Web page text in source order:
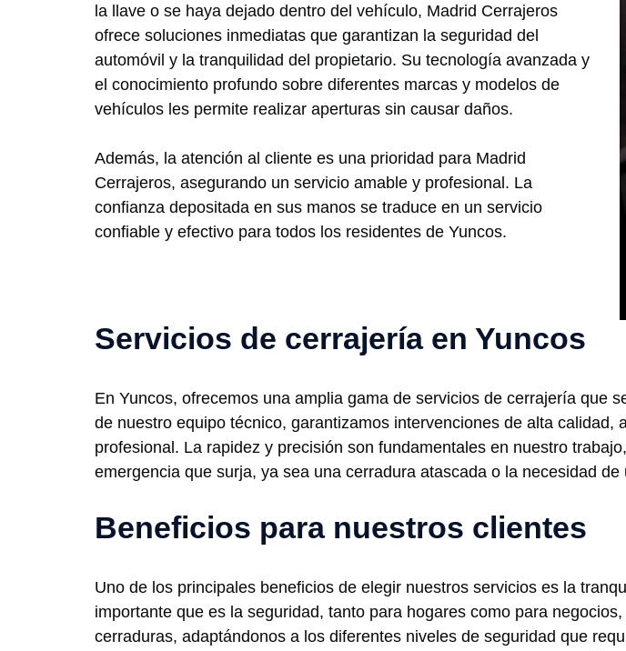
la llave o se haya dejado dentro del vehículo, Madrid Cerrajeros
ofrece soluciones inmediatas que garantizan la seguridad del
automóvil y la tranquilidad del propietario. Su tecnología avanzada y
el conocimiento profundo sobre diferentes marcas y modelos de
vehículos les permite realizar aperturas sin causar daños.
Además, la atención al cliente es una prioridad para Madrid
Cerrajeros, asegurando un servicio amable y profesional. La
confianza depositada en sus manos se traduce en un servicio
confiable y efectivo para todos los residentes de Yuncos.
Servicios de cerrajería en Yuncos
En Yuncos, ofrecemos una amplia gama de servicios de cerrajería que
de nuestro equipo técnico, garantizamos intervenciones de alta
profesional. La rapidez y precisión son fundamentales en nuestro
emergencia que surja, ya sea una cerradura atascada o la necesidad de
Beneficios para nuestros clientes
Uno de los principales beneficios de elegir nuestros servicios es la
importante que es la seguridad, tanto para hogares como para
cerraduras, adaptándonos a los diferentes niveles de seguridad que